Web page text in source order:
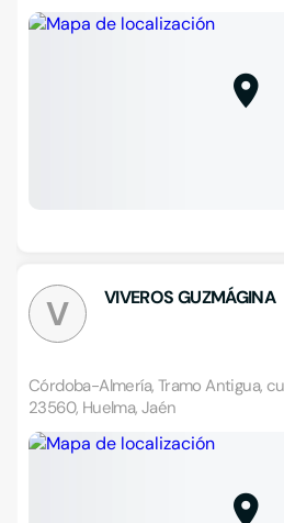
V VIVEROS GUZMÁGINA
Córdoba-Almería, Tramo Antigua,
23560, Huelma, Jaén